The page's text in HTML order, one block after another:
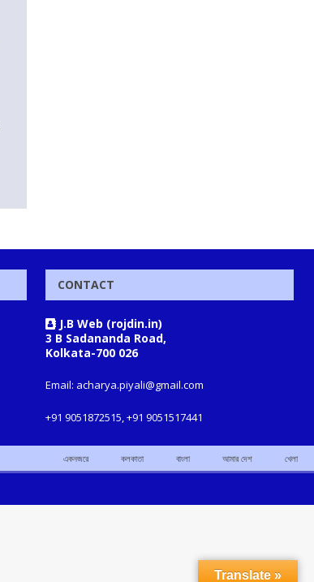
CONTACT
J.B Web (rojdin.in)
3 B Sadananda Road,
Kolkata-700 026
Email: acharya.piyali@gmail.com
+91 9051872515, +91 9051517441
একনজরে কলকাতা বাংলা আমার দেশ খেলা
Translate »